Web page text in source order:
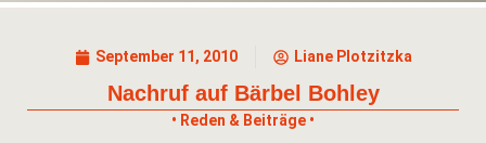
September 11, 2010 Liane Plotzitzka
Nachruf auf Bärbel Bohley
• Reden & Beiträge •